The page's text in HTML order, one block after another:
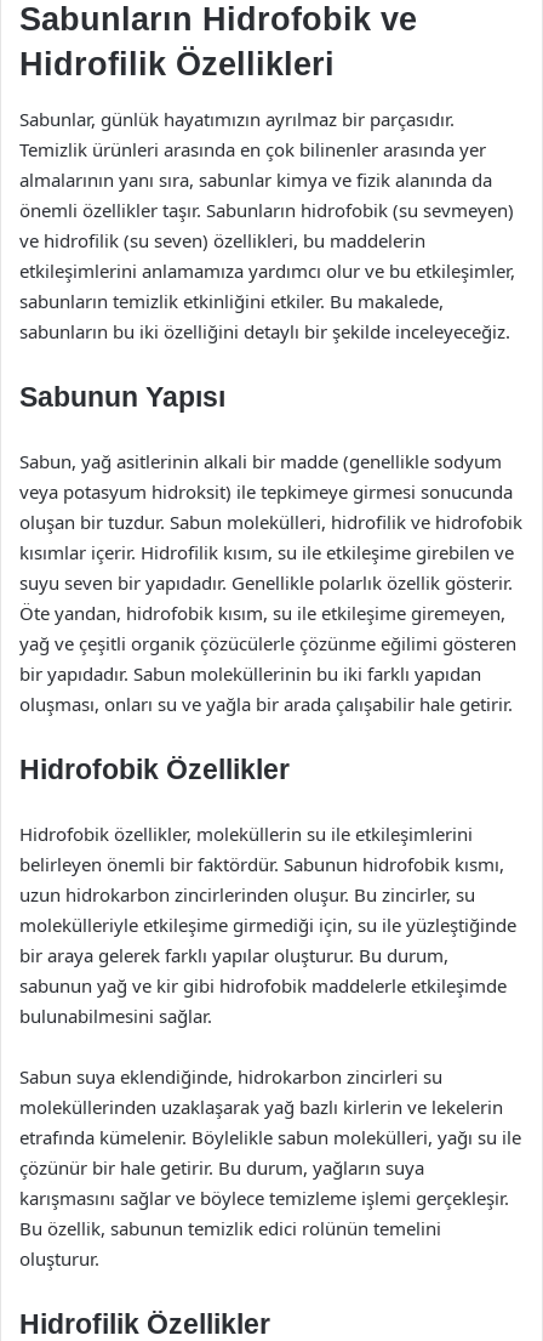
Sabunların Hidrofobik ve
Hidrofilik Özellikleri
Sabunlar, günlük hayatımızın ayrılmaz bir parçasıdır.
Temizlik ürünleri arasında en çok bilinenler arasında yer
almalarının yanı sıra, sabunlar kimya ve fizik alanında da
önemli özellikler taşır. Sabunların hidrofobik (su sevmeyen)
ve hidrofilik (su seven) özellikleri, bu maddelerin
etkileşimlerini anlamamıza yardımcı olur ve bu etkileşimler,
sabunların temizlik etkinliğini etkiler. Bu makalede,
sabunların bu iki özelliğini detaylı bir şekilde inceleyeceğiz.
Sabunun Yapısı
Sabun, yağ asitlerinin alkali bir madde (genellikle sodyum
veya potasyum hidroksit) ile tepkimeye girmesi sonucunda
oluşan bir tuzdur. Sabun molekülleri, hidrofilik ve hidrofobik
kısımlar içerir. Hidrofilik kısım, su ile etkileşime girebilen ve
suyu seven bir yapıdadır. Genellikle polarlık özellik gösterir.
Öte yandan, hidrofobik kısım, su ile etkileşime giremeyen,
yağ ve çeşitli organik çözücülerle çözünme eğilimi gösteren
bir yapıdadır. Sabun moleküllerinin bu iki farklı yapıdan
oluşması, onları su ve yağla bir arada çalışabilir hale getirir.
Hidrofobik Özellikler
Hidrofobik özellikler, moleküllerin su ile etkileşimlerini
belirleyen önemli bir faktördür. Sabunun hidrofobik kısmı,
uzun hidrokarbon zincirlerinden oluşur. Bu zincirler, su
molekülleriyle etkileşime girmediği için, su ile yüzleştiğinde
bir araya gelerek farklı yapılar oluşturur. Bu durum,
sabunun yağ ve kir gibi hidrofobik maddelerle etkileşimde
bulunabilmesini sağlar.
Sabun suya eklendiğinde, hidrokarbon zincirleri su
moleküllerinden uzaklaşarak yağ bazlı kirlerin ve lekelerin
etrafında kümelenir. Böylelikle sabun molekülleri, yağı su ile
çözünür bir hale getirir. Bu durum, yağların suya
karışmasını sağlar ve böylece temizleme işlemi gerçekleşir.
Bu özellik, sabunun temizlik edici rolünün temelini
oluşturur.
Hidrofilik Özellikler